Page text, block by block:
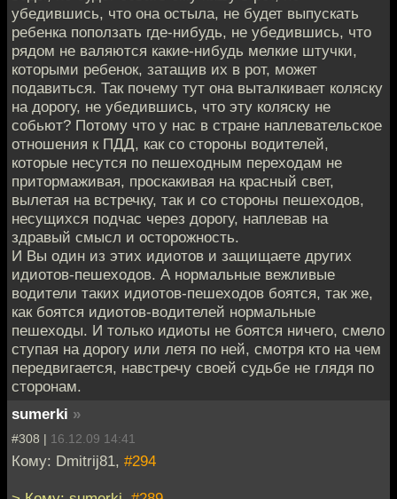
убедившись, что она остыла, не будет выпускать
ребенка поползать где-нибудь, не убедившись, что
рядом не валяются какие-нибудь мелкие штучки,
которыми ребенок, затащив их в рот, может
подавиться. Так почему тут она выталкивает коляску
на дорогу, не убедившись, что эту коляску не
собьют? Потому что у нас в стране наплевательское
отношения к ПДД, как со стороны водителей,
которые несутся по пешеходным переходам не
притормаживая, проскакивая на красный свет,
вылетая на встречку, так и со стороны пешеходов,
несущихся подчас через дорогу, наплевав на
здравый смысл и осторожность.
И Вы один из этих идиотов и защищаете других
идиотов-пешеходов. А нормальные вежливые
водители таких идиотов-пешеходов боятся, так же,
как боятся идиотов-водителей нормальные
пешеходы. И только идиоты не боятся ничего, смело
ступая на дорогу или летя по ней, смотря кто на чем
передвигается, навстречу своей судьбе не глядя по
сторонам.
sumerki »
#308 | 16.12.09 14:41
Кому: Dmitrij81, #294